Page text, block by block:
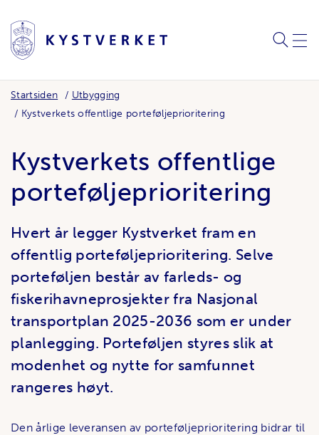
SØK
Startsiden
Utbygging
Kystverkets offentlige porteføljeprioritering
Kystverkets offentlige
porteføljeprioritering
Hvert år legger Kystverket fram en
offentlig porteføljeprioritering. Selve
porteføljen består av farleds- og
fiskerihavneprosjekter fra Nasjonal
transportplan 2025-2036 som er under
planlegging. Porteføljen styres slik at
modenhet og nytte for samfunnet
rangeres høyt.
Den årlige leveransen av porteføljeprioritering bidrar til